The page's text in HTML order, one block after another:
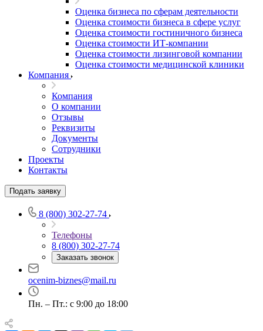
Оценка бизнеса по сферам деятельности
Оценка стоимости бизнеса в сфере услуг
Оценка стоимости гостиничного бизнеса
Оценка стоимости ИТ-компании
Оценка стоимости лизинговой компании
Оценка стоимости медицинской клиники
Компания
Компания
О компании
Отзывы
Реквизиты
Документы
Сотрудники
Проекты
Контакты
Подать заявку
8 (800) 302-27-74
Телефоны
8 (800) 302-27-74
Заказать звонок
ocenim-biznes@mail.ru
Пн. – Пт.: с 9:00 до 18:00
Выберите ваш город
Например: Советск
Абдулино